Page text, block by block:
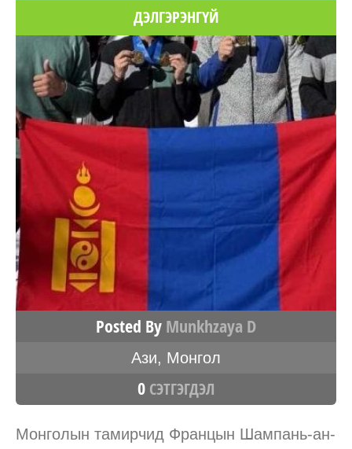
ДЭЛГЭРЭНГҮЙ
Posted By Munkhzaya D
Ази, Монгол
0 СЭТГЭГДЭЛ
Монголын тамирчид Францын Шампань-ан-